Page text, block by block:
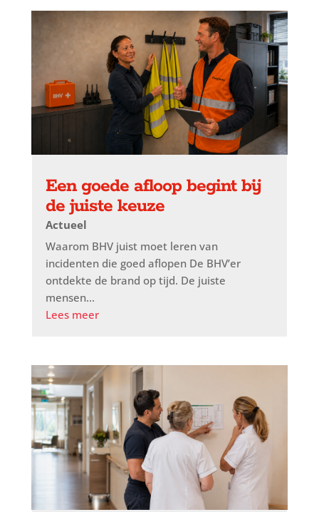
Een goede afloop begint bij
de juiste keuze
Actueel
Waarom BHV juist moet leren van
incidenten die goed aflopen De BHV’er
ontdekte de brand op tijd. De juiste
mensen...
Lees meer